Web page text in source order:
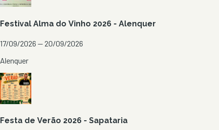
Festival Alma do Vinho 2026 - Alenquer
17/09/2026 — 20/09/2026
Alenquer
Festa de Verão 2026 - Sapataria